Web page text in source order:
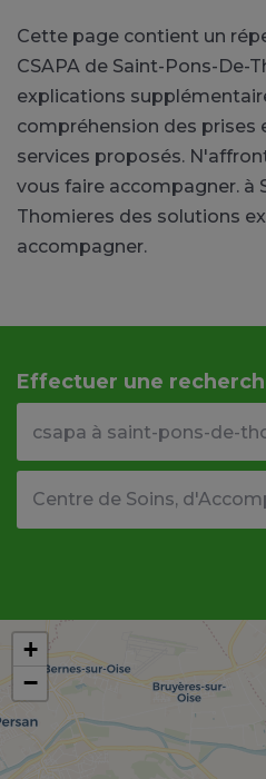
Cette page contient un
CSAPA de Saint-Pons-De-
explications
compréhension des prises
services proposés.
vous faire accompagner. à
Thomieres des solutions
accompagner.
Effectuer une
+
−